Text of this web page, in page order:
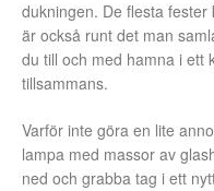
dukningen. De flesta
är också runt det man
du till och med hamna i ett
tillsammans.
Varför inte göra en lite
lampa med massor av
ned och grabba tag i ett